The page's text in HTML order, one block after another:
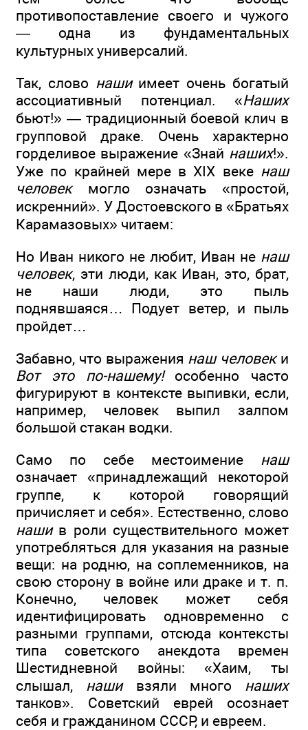
противопоставление своего и чужого
— одна из фундаментальных
культурных универсалий.
Так, слово нашиимеет очень богатый
ассоциативный потенциал. «Наших
бьют!» — традиционный боевой клич в
групповой драке. Очень характерно
горделивое выражение «Знай наших!».
Уже по крайней мере в XIX веке наш
человекмогло означать «простой,
искренний». У Достоевского в «Братьях
Карамазовых» читаем:
Но Иван никого не любит, Иван не наш
человек, эти люди, как Иван, это, брат,
не наши люди, это пыль
поднявшаяся… Подует ветер, и пыль
пройдет…
Забавно, что выражения наш человеки
Вот это по-нашему!особенно часто
фигурируют в контексте выпивки, если,
например, человек выпил залпом
большой стакан водки.
Само по себе местоимение наш
означает «принадлежащий некоторой
группе, к которой говорящий
причисляет и себя». Естественно, слово
нашив роли существительного может
употребляться для указания на разные
вещи: на родню, на соплеменников, на
свою сторону в войне или драке и т. п.
Конечно, человек может себя
идентифицировать одновременно с
разными группами, отсюда контексты
типа советского анекдота времен
Шестидневной войны: «Хаим, ты
слышал, нашивзяли много наших
танков». Советский еврей осознает
себя и гражданином СССР, и евреем.